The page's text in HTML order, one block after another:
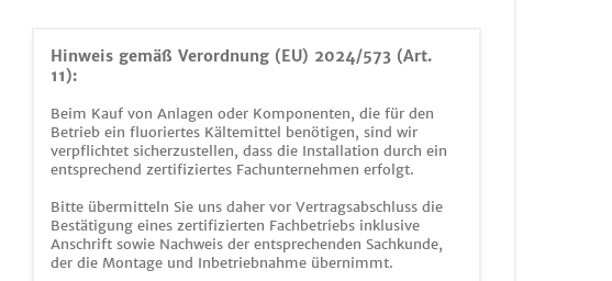
Hinweis gemäß Verordnung (EU) 2024/573 (Art.
11):
Beim Kauf von Anlagen oder Komponenten, die für den
Betrieb ein fluoriertes Kältemittel benötigen, sind wir
verpflichtet sicherzustellen, dass die Installation durch ein
entsprechend zertifiziertes Fachunternehmen erfolgt.
Bitte übermitteln Sie uns daher vor Vertragsabschluss die
Bestätigung eines zertifizierten Fachbetriebs inklusive
Anschrift sowie Nachweis der entsprechenden Sachkunde,
der die Montage und Inbetriebnahme übernimmt.